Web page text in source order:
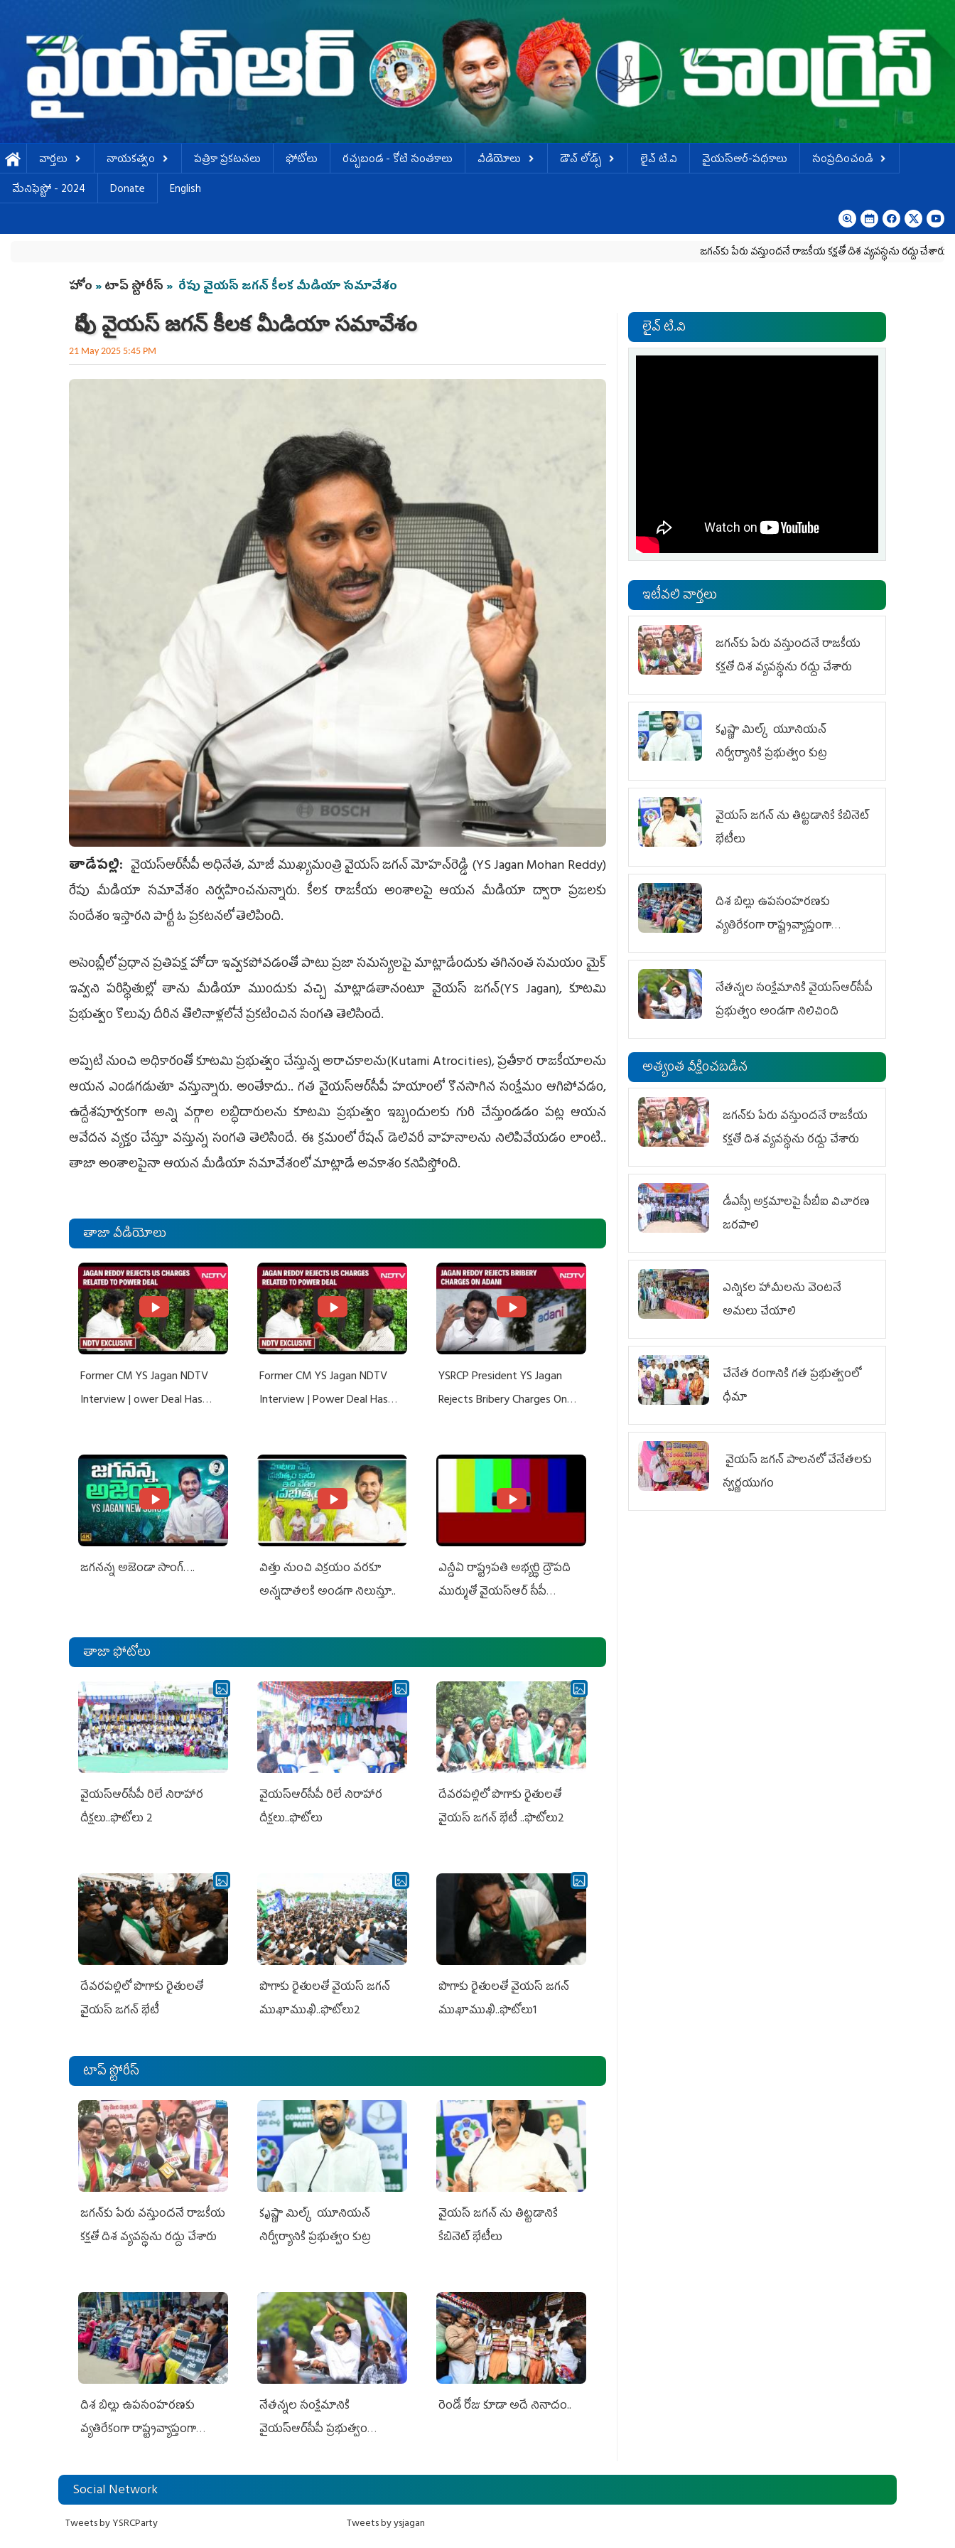
వార్తలు నాయకత్వం పత్రికా ప్రకటనలు ఫోటోలు ర‌చ్చ‌బండ‌ - కోటి సంత‌కాలు వీడియోలు డౌన్ లోడ్స్ లైవ్ టి.వి వైయస్ఆర్-పథకాలు
సంప్రదించండి
మేనిఫెస్టో - 2024
Donate English
జగన్‌కు పేరు వస్తుందనే రాజకీయ కక్షతో దిశ వ్య‌వ‌స్థ‌ను రద్దు చేశారు కృష్ణా
You are here
హోం »టాప్ స్టోరీస్ » రేపు వైయ‌స్ జ‌గ‌న్ కీల‌క మీడియా స‌మావేశం
రేపు వైయ‌స్ జ‌గ‌న్ కీల‌క మీడియా స‌మావేశం
21 May 2025 5:45 PM
తాడేప‌ల్లి: వైయ‌స్ఆర్‌సీపీ అధినేత, మాజీ ముఖ్యమంత్రి వైయ‌స్‌ జగన్‌ మోహన్‌రెడ్డి (YS Jagan Mohan Reddy)
రేపు మీడియా సమావేశం నిర్వహించనున్నారు. కీలక రాజకీయ అంశాలపై ఆయన మీడియా ద్వారా ప్రజలకు
సందేశం ఇస్తారని పార్టీ ఓ ప్రకటనలో తెలిపింది.
అసెంబ్లీలో ప్రధాన ప్రతిపక్ష హోదా ఇవ్వకపోవడంతో పాటు ప్రజా సమస్యలపై మాట్లాడేందుకు తగినంత సమయం మైక్‌
ఇవ్వని పరిస్థితుల్లో తాను మీడియా ముందుకు వచ్చి మాట్లాడతానంటూ వైయ‌స్‌ జగన్‌(YS Jagan), కూటమి
ప్రభుత్వం కొలువు దీరిన తొలినాళ్లలోనే ప్రకటించిన సంగతి తెలిసిందే.
అప్పటి నుంచి అధికారంతో కూటమి ప్రభుత్వం చేస్తున్న అరాచకాలను(Kutami Atrocities), ప్రతీకార రాజకీయాలను
ఆయన ఎండగడుతూ వస్తున్నారు. అంతేకాదు.. గత వైయ‌స్ఆర్‌సీపీ హయాంలో కొనసాగిన సంక్షేమం ఆగిపోవడం,
ఉద్దేశపూర్వకంగా అన్ని వర్గాల లబ్ధిదారులను కూటమి ప్రభుత్వం ఇబ్బందులకు గురి చేస్తుండడం పట్ల ఆయన
ఆవేదన వ్యక్తం చేస్తూ వస్తున్న సంగతి తెలిసిందే. ఈ క్రమంలో రేషన్‌ డెలివరీ వాహనాలను నిలిపివేయడం లాంటి..
తాజా అంశాలపైనా ఆయన మీడియా స‌మావేశంలో మాట్లాడే అవకాశం కనిపిస్తోంది.
తాజా వీడియోలు
Former CM YS Jagan NDTV
Interview | ower Deal Has
Former CM YS Jagan NDTV
Interview | Power Deal Has
YSRCP President YS Jagan
Rejects Bribery Charges On
జగనన్న అజెండా సాంగ్….
విత్తు నుంచి విక్రయం వరకూ
అన్నదాతలకి అండగా నిలుస్తూ..
ఎన్డీఏ రాష్ట్ర‌ప‌తి అభ్య‌ర్థి ద్రౌప‌ది
ముర్ముతో వైయ‌స్ఆర్ సీపీ
ఎమ్మెల్యేలు, ఎంపీల స‌మావేశం
తాజా ఫోటోలు
వైయ‌స్ఆర్‌సీపీ రిలే నిరాహార
దీక్షలు..ఫొటోలు 2
వైయ‌స్ఆర్‌సీపీ రిలే నిరాహార
దీక్షలు..ఫొటోలు
దేవరపల్లిలో పొగాకు రైతులతో
వైయస్ జగన్ భేటీ ..ఫొటోలు2
దేవరపల్లిలో పొగాకు రైతులతో
వైయస్ జగన్ భేటీ
పొగాకు రైతుల‌తో వైయ‌స్ జ‌గ‌న్
ముఖాముఖి..ఫొటోలు2
పొగాకు రైతుల‌తో వైయ‌స్ జ‌గ‌న్
ముఖాముఖి..ఫొటోలు1
టాప్ స్టోరీస్
జగన్‌కు పేరు వస్తుందనే రాజకీయ
కక్షతో దిశ వ్య‌వ‌స్థ‌ను రద్దు చేశారు
కృష్ణా మిల్క్‌ యూనియన్‌
నిర్వీర్యానికి ప్రభుత్వం కుట్ర
వైయ‌స్ జగన్‌ ను తిట్టడానికే
కేబినెట్‌ భేటీలు
దిశ బిల్లు ఉపసంహరణకు
వ్యతిరేకంగా రాష్ట్రవ్యాప్తంగా
ఆందోళనలు
నేతన్నల సంక్షేమానికి
వైయ‌స్ఆర్‌సీపీ ప్రభుత్వం
రెండో రోజు కూడా అదే నినాదం..
లైవ్ టి.వి
ఇటీవలి వార్తలు
జగన్‌కు పేరు వస్తుందనే రాజకీయ
కక్షతో దిశ వ్య‌వ‌స్థ‌ను రద్దు చేశారు
కృష్ణా మిల్క్‌ యూనియన్‌
నిర్వీర్యానికి ప్రభుత్వం కుట్ర
వైయ‌స్ జగన్‌ ను తిట్టడానికే కేబినెట్‌
భేటీలు
దిశ బిల్లు ఉపసంహరణకు
వ్యతిరేకంగా రాష్ట్రవ్యాప్తంగా
వైయ‌స్ఆర్‌సీపీ మహిళా విభాగం
నేతన్నల సంక్షేమానికి వైయ‌స్ఆర్‌సీపీ
ప్రభుత్వం అండగా నిలిచింది
అత్యంత వీక్షించబడిన
జగన్‌కు పేరు వస్తుందనే రాజకీయ
కక్షతో దిశ వ్య‌వ‌స్థ‌ను రద్దు చేశారు
డీఎస్సీ అక్రమాలపై సీబీఐ విచారణ
జరపాలి
ఎన్నికల హామీలను వెంటనే
అమలు చేయాలి
చేనేత రంగానికి గత ప్రభుత్వంలో
ధీమా
వైయ‌స్ జగన్ పాలనలో చేనేతలకు
స్వర్ణయుగం
Social Network
Tweets by YSRCParty Tweets by ysjagan